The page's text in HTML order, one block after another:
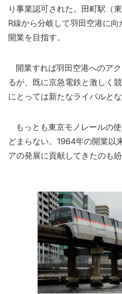
り事業認可された。田町駅（
R線から分岐して羽田空港に
開業を目指す。
開業すれば羽田空港へのア
るが、既に京急電鉄と激しく
にとっては新たなライバルとな
もっとも東京モノレールの
どまらない。1964年の開業以
アの発展に貢献してきたのも